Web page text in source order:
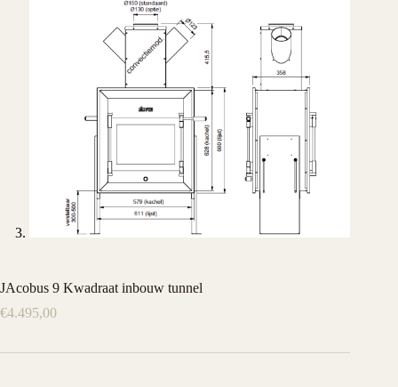
JAcobus 9 Kwadraat inbouw tunnel
€4.495,00